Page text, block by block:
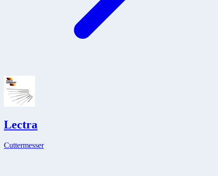
Lectra
Cuttermesser